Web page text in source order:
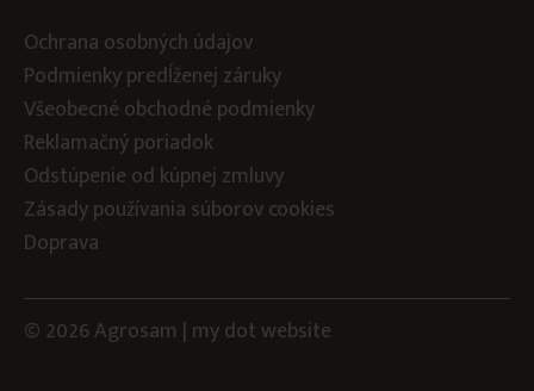
Ochrana osobných údajov
Podmienky predĺženej záruky
Všeobecné obchodné podmienky
Reklamačný poriadok
Odstúpenie od kúpnej zmluvy
Zásady používania súborov cookies
Doprava
© 2026 Agrosam | my dotwebsite